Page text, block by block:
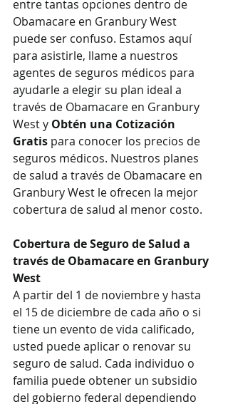
entre tantas opciones dentro de
Obamacare en Granbury West
puede ser confuso. Estamos aquí
para asistirle, llame a nuestros
agentes de seguros médicos para
ayudarle a elegir su plan ideal a
través de Obamacare en Granbury
West y Obtén una Cotización
Gratis para conocer los precios de
seguros médicos. Nuestros planes
de salud a través de Obamacare en
Granbury West le ofrecen la mejor
cobertura de salud al menor costo.
Cobertura de Seguro de Salud a
través de Obamacare en Granbury
West
A partir del 1 de noviembre y hasta
el 15 de diciembre de cada año o si
tiene un evento de vida calificado,
usted puede aplicar o renovar su
seguro de salud. Cada individuo o
familia puede obtener un subsidio
del gobierno federal dependiendo